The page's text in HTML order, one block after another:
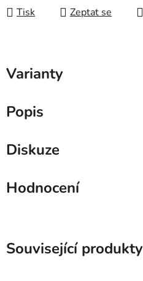
Tisk
Zeptat se
Varianty
Popis
Diskuze
Hodnocení
Související produkty